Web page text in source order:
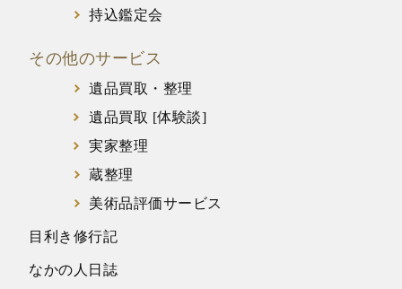
持込鑑定会
その他のサービス
遺品買取・整理
遺品買取 [体験談]
実家整理
蔵整理
美術品評価サービス
目利き修行記
なかの人日誌